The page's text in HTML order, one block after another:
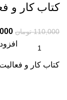
کتاب کار و
110,000 تومان
کتاب کار و